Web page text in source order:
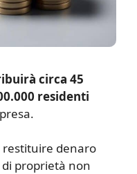
circa 45
residenti
restituire denaro
proprietà non